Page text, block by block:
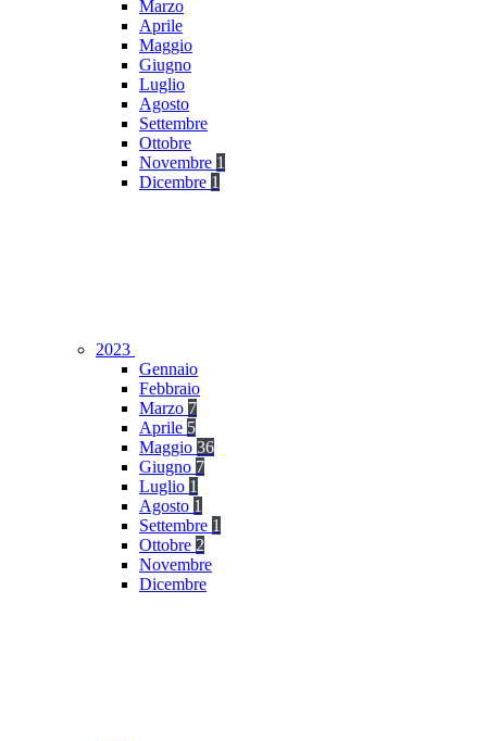
Marzo
Aprile
Maggio
Giugno
Luglio
Agosto
Settembre
Ottobre
Novembre 1
Dicembre 1
2023
Gennaio
Febbraio
Marzo 7
Aprile 5
Maggio 36
Giugno 7
Luglio 1
Agosto 1
Settembre 1
Ottobre 2
Novembre
Dicembre